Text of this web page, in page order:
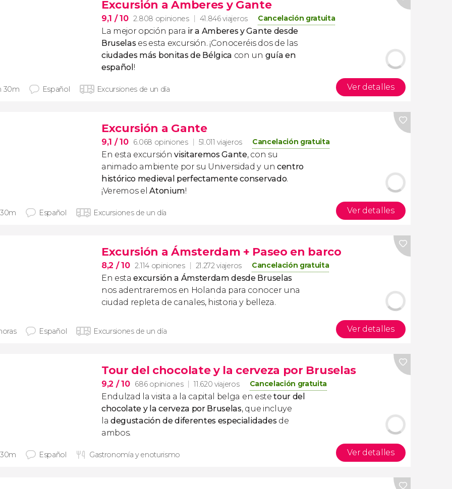
Excursión a Amberes y Gante
9,1 / 10 2.808 opiniones 41.846 viajeros Cancelación gratuita
La mejor opción para ir a Amberes y Gante desde
Bruselases esta excursión. ¡Conoceréis dos de las
ciudades más bonitas de Bélgica con un guía en
español !
30m Español Excursiones de un día Ver detalles
Excursión a Gante
9,1 / 10 6.068 opiniones 51.011 viajeros Cancelación gratuita
En esta excursiónvisitaremos Gante, con su
animado ambiente por su Universidad y un centro
histórico medieval perfectamente conservado.
¡Veremos el Atonium!
Español Excursiones de un día Ver detalles
Excursión a Ámsterdam + Paseo en barco
8,2 / 10 2.114 opiniones 21.272 viajeros Cancelación gratuita
En esta excursión a Ámsterdam desde Bruselas
nos adentraremos en Holanda para conocer una
ciudad repleta de canales, historia y belleza.
Español Excursiones de un día Ver detalles
Tour del chocolate y la cerveza por Bruselas
9,2 / 10 686 opiniones 11.620 viajeros Cancelación gratuita
Endulzad la visita a la capital belga en estetour del
chocolate y la cerveza por Bruselas, que incluye
ladegustación de diferentes especialidades de
ambos.
Español Gastronomía y enoturismo Ver detalles